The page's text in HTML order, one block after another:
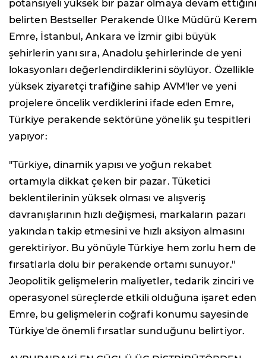
potansiyeli yüksek bir pazar olmaya devam ettiğini
belirten Bestseller Perakende Ülke Müdürü Kerem
Emre, İstanbul, Ankara ve İzmir gibi büyük
şehirlerin yanı sıra, Anadolu şehirlerinde de yeni
lokasyonları değerlendirdiklerini söylüyor. Özellikle
yüksek ziyaretçi trafiğine sahip AVM'ler ve yeni
projelere öncelik verdiklerini ifade eden Emre,
Türkiye perakende sektörüne yönelik şu tespitleri
yapıyor:
"Türkiye, dinamik yapısı ve yoğun rekabet
ortamıyla dikkat çeken bir pazar. Tüketici
beklentilerinin yüksek olması ve alışveriş
davranışlarının hızlı değişmesi, markaların pazarı
yakından takip etmesini ve hızlı aksiyon almasını
gerektiriyor. Bu yönüyle Türkiye hem zorlu hem de
fırsatlarla dolu bir perakende ortamı sunuyor."
Jeopolitik gelişmelerin maliyetler, tedarik zinciri ve
operasyonel süreçlerde etkili olduğuna işaret eden
Emre, bu gelişmelerin coğrafi konumu sayesinde
Türkiye'de önemli fırsatlar sunduğunu belirtiyor.